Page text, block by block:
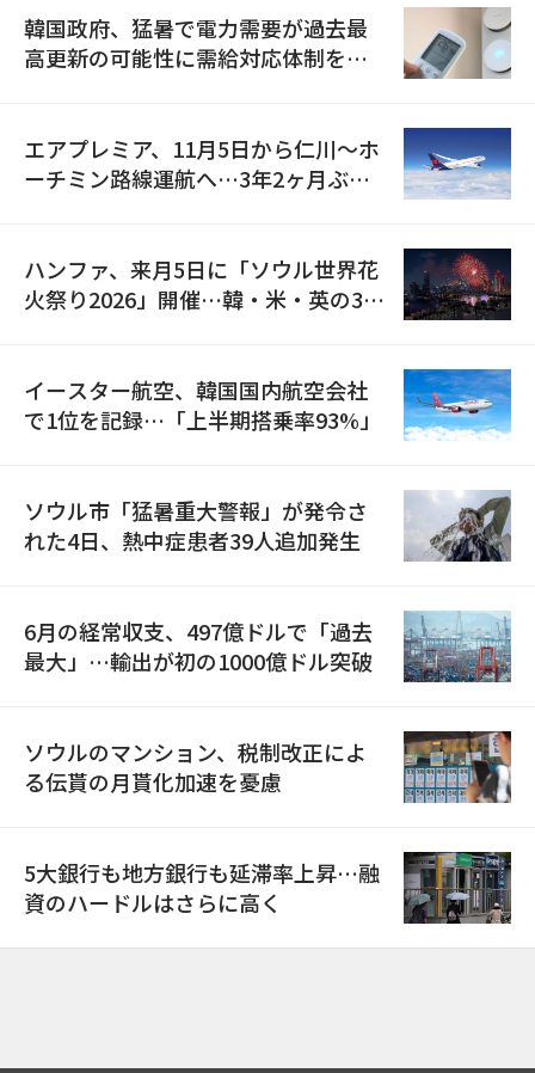
韓国政府、猛暑で電力需要が過去最
高更新の可能性に需給対応体制を点
エアプレミア、11月5日から仁川〜ホ
ーチミン路線運航へ…3年2ヶ月ぶり
ハンファ、来月5日に「ソウル世界花
火祭り2026」開催…韓・米・英の3カ
イースター航空、韓国国内航空会社
で1位を記録…「上半期搭乗率93%」
ソウル市「猛暑重大警報」が発令さ
れた4日、熱中症患者39人追加発生
6月の経常収支、497億ドルで「過去
最大」…輸出が初の1000億ドル突破
ソウルのマンション、税制改正によ
る伝貰の月貰化加速を憂慮
5大銀行も地方銀行も延滞率上昇…融
資のハードルはさらに高く